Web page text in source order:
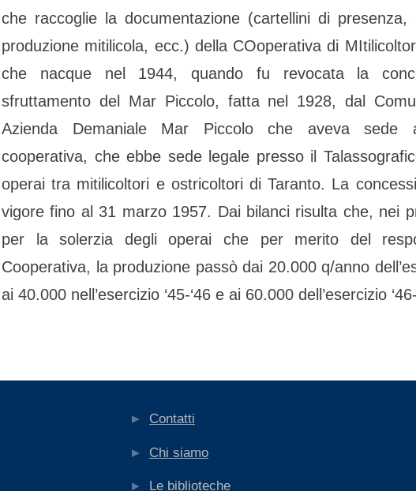
che raccoglie la documentazione (cartellini di presenza,
produzione mitilicola, ecc.) della COoperativa di
che nacque nel 1944, quando fu revocata la
sfruttamento del Mar Piccolo, fatta nel 1928, dal
Azienda Demaniale Mar Piccolo che aveva
cooperativa, che ebbe sede legale presso il
operai tra mitilicoltori e ostricoltori di Taranto. La
vigore fino al 31 marzo 1957. Dai bilanci risulta che, nei
per la solerzia degli operai che per merito del
Cooperativa, la produzione passò dai 20.000 q/anno
ai 40.000 nell’esercizio ‘45-‘46 e ai 60.000 dell’esercizio
Navigazione
Contatti
Chi siamo
Le biblioteche